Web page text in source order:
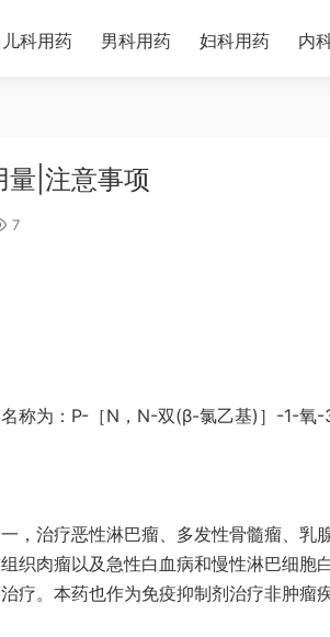
儿科用药 男科用药 妇科用药 内
量|注意事项
7
称为：P-［N，N-双(β-氯乙基)］-1-氧
，治疗恶性淋巴瘤、多发性骨髓瘤、乳
织肉瘤以及急性白血病和慢性淋巴细胞
疗。本药也作为免疫抑制剂治疗非肿瘤疾